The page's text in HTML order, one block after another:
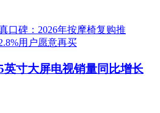
英寸大屏电视销量同比增长